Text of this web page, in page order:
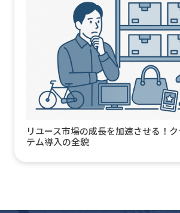
リユース市場の成長を加速させる！
テム導入の全貌